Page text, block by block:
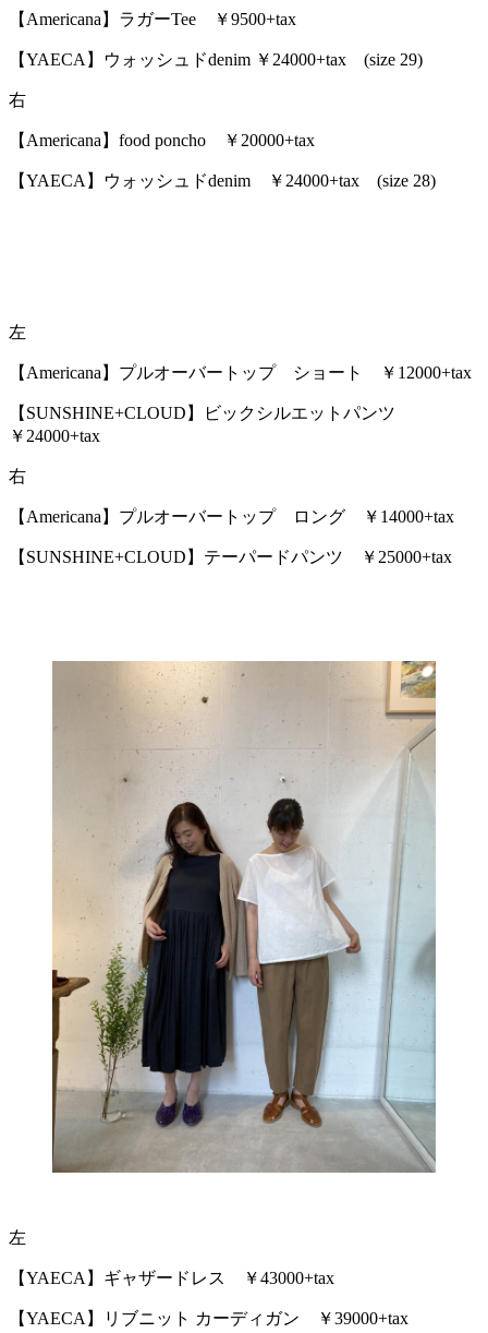
【Americana】ラガーTee ￥9500+tax
【YAECA】ウォッシュドdenim ￥24000+tax (size 29)
右
【Americana】food poncho ￥20000+tax
【YAECA】ウォッシュドdenim ￥24000+tax (size 28)
左
【Americana】プルオーバートップ ショート ￥12000+tax
【SUNSHINE+CLOUD】ビックシルエットパンツ
￥24000+tax
右
【Americana】プルオーバートップ ロング ￥14000+tax
【SUNSHINE+CLOUD】テーパードパンツ ￥25000+tax
左
【YAECA】ギャザードレス ￥43000+tax
【YAECA】リブニット カーディガン ￥39000+tax